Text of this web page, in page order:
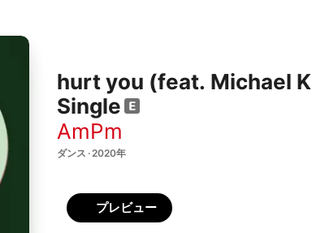
hurt you (feat. Michael
Single
AmPm
ダンス · 2020年
プレビュー